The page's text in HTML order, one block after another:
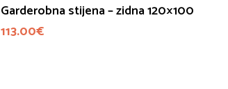
Garderobna stijena – zidna 120×100
113.00€